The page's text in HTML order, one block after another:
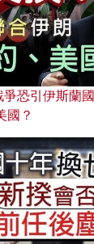
恐引伊斯蘭
國？